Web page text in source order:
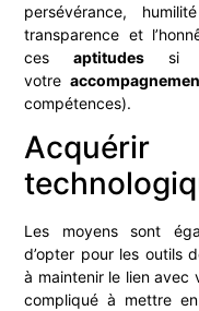
persévérance,
transparence et
cesaptitudes si
votre
compétences).
Les moyens sont
d’opter pour les outils
à maintenir le lien avec
compliqué à mettre